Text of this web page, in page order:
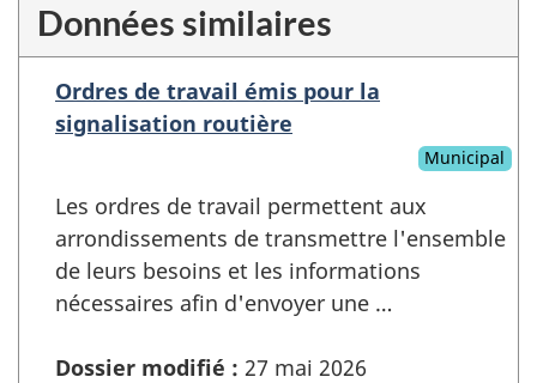
Données similaires
Ordres de travail émis pour la
signalisation routière
Municipal
Les ordres de travail permettent aux
arrondissements de transmettre l'ensemble
de leurs besoins et les informations
nécessaires afin d'envoyer une …
Dossier modifié : 27 mai 2026